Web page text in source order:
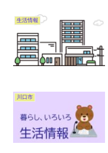
生活情報
川口市